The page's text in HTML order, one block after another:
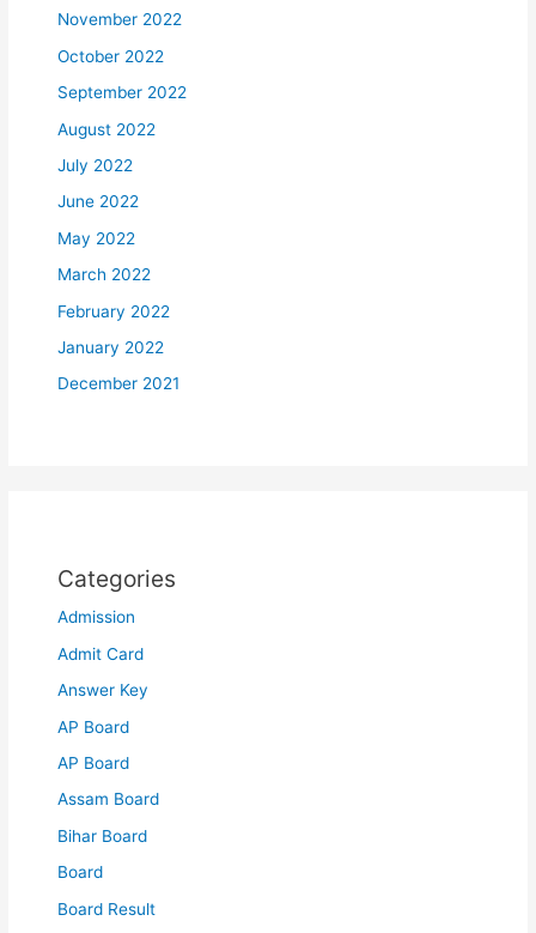
November 2022
October 2022
September 2022
August 2022
July 2022
June 2022
May 2022
March 2022
February 2022
January 2022
December 2021
Categories
Admission
Admit Card
Answer Key
AP Board
AP Board
Assam Board
Bihar Board
Board
Board Result